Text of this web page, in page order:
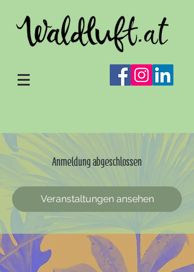
Anmeldung abgeschlossen
Veranstaltungen ansehen